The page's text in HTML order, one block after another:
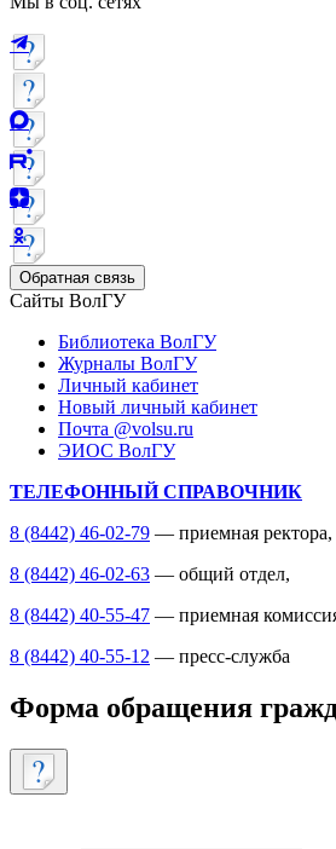
Обратная связь
Сайты ВолГУ
Библиотека ВолГУ
Журналы ВолГУ
Личный кабинет
Новый личный кабинет
Почта @volsu.ru
ЭИОС ВолГУ
ТЕЛЕФОННЫЙ СПРАВОЧНИК
8 (8442) 46-02-79 — приемная ректора,
8 (8442) 46-02-63 — общий отдел,
8 (8442) 40-55-47 — приемная
8 (8442) 40-55-12 — пресс-служба
Форма обращения